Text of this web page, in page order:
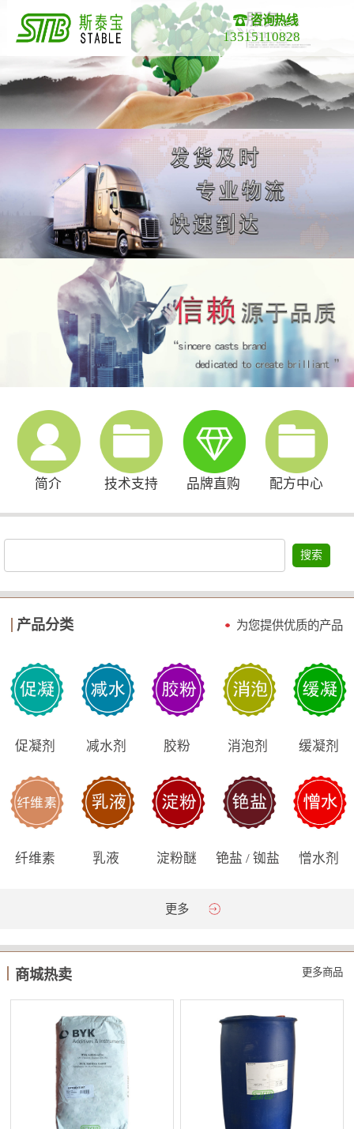
咨询热线
13515110828
简介 技术支持 品牌直购 配方中心
搜索
产品分类 为您提供优质的产品
促凝剂 减水剂 胶粉 消泡剂 缓凝剂
纤维素 乳液 淀粉醚 铯盐 / 铷盐 憎水剂
更多
商城热卖 更多商品